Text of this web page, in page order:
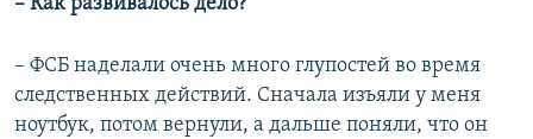
– Как развивалось дело?
– ФСБ наделали очень много глупостей во время
следственных действий. Сначала изъяли у меня
ноутбук, потом вернули, а дальше поняли, что он